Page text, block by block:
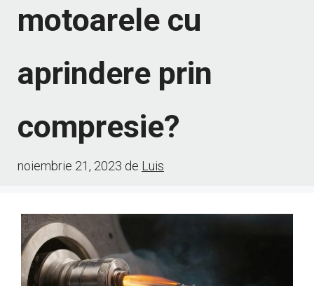
motoarele cu
aprindere prin
compresie?
noiembrie 21, 2023 de Luis